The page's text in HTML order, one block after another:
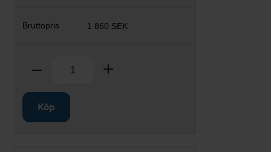
1 860 SEK
Ta bort
Köp